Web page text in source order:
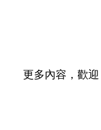
更多內容，歡迎